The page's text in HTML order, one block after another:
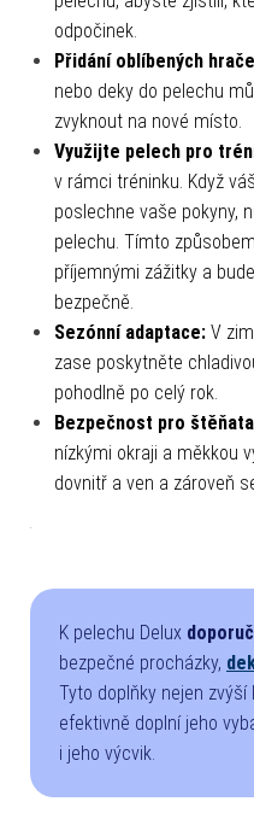
odpočinek.
Přidání oblíbených
nebo deky do pelechu
zvyknout na nové místo.
Využijte pelech pro
v rámci tréninku. Když
poslechne vaše pokyny,
pelechu. Tímto
příjemnými zážitky a
bezpečně.
Sezónní adaptace: V
zase poskytněte
pohodlně po celý rok.
Bezpečnost pro
nízkými okraji a měkkou
dovnitř a ven a zároveň
K pelechu Delux
bezpečné procházky,
Tyto doplňky nejen
efektivně doplní jeho
i jeho výcvik.